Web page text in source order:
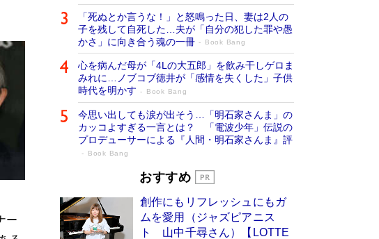
ー
「死ぬとか言うな！」と怒鳴った日、妻は2人の
子を残して自死した…夫が「自分の犯した罪や愚
かさ」に向き合う魂の一冊
Book Bang
心を病んだ母が「4Lの大五郎」を飲み干しゲロま
みれに…ノブコブ徳井が「感情を失くした」子供
時代を明かす
Book Bang
今思い出しても涙が出そう…「明石家さんま」の
カッコよすぎる一言とは？ 「電波少年」伝説の
プロデューサーによる『人間・明石家さんま』評
Book Bang
「宇宙兄弟」最終46巻がベストセラー1
物語に幕 特装版には「宇宙で描かれたマ
ンガ」も収録
Book Bang
おすすめ
創作にもリフレッシュにもガ
ムを愛用（ジャズピアニス
ト 山中千尋さん）【LOTTE